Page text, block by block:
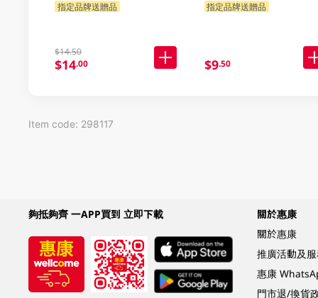
指定品牌送贈品
$14.50
$14.00
指定品牌送贈品
$9.50
Item code: 298117
夠抵夠齊 一APP買到 立即下載
關於惠康
關於惠康
推廣活動及
惠康
門市退/換貨